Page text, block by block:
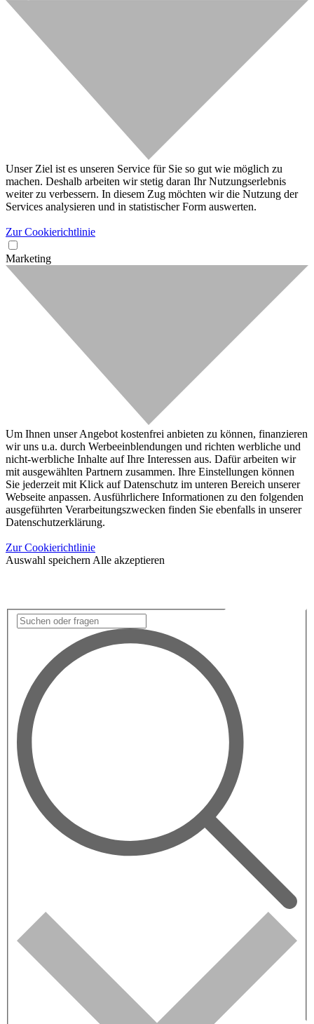
Unser Ziel ist es unseren Service für Sie so gut wie möglich zu
machen. Deshalb arbeiten wir stetig daran Ihr Nutzungserlebnis
weiter zu verbessern. In diesem Zug möchten wir die Nutzung der
Services analysieren und in statistischer Form auswerten.
Zur Cookierichtlinie
Marketing
Um Ihnen unser Angebot kostenfrei anbieten zu können, finanzieren
wir uns u.a. durch Werbeeinblendungen und richten werbliche und
nicht-werbliche Inhalte auf Ihre Interessen aus. Dafür arbeiten wir
mit ausgewählten Partnern zusammen. Ihre Einstellungen können
Sie jederzeit mit Klick auf Datenschutz im unteren Bereich unserer
Webseite anpassen. Ausführlichere Informationen zu den folgenden
ausgeführten Verarbeitungszwecken finden Sie ebenfalls in unserer
Datenschutzerklärung.
Zur Cookierichtlinie
Auswahl speichern Alle akzeptieren